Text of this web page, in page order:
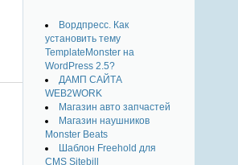
Вордпресс. Как
установить тему
TemplateMonster на
WordPress 2.5?
ДАМП САЙТА
WEB2WORK
Магазин авто запчастей
Магазин наушников
Monster Beats
Шаблон Freehold для
CMS Sitebill